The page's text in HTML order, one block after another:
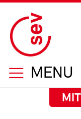
MENU